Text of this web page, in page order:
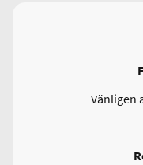
Vänligen